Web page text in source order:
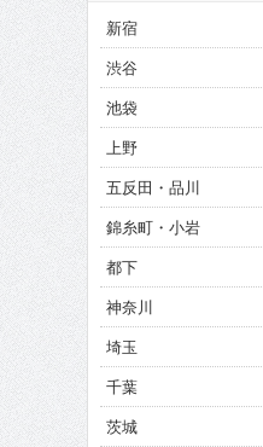
新宿
渋谷
池袋
上野
五反田・品川
錦糸町・小岩
都下
神奈川
埼玉
千葉
茨城